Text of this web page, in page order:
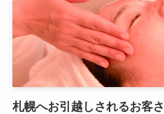
札幌へお引越しされるお客